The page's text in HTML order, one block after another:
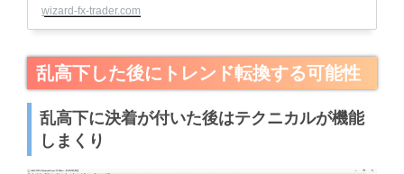
wizard-fx-trader.com
乱高下した後にトレンド転換する可能性
乱高下に決着が付いた後はテクニカルが機能
しまくり